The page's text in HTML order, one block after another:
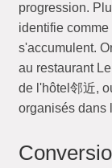
progression.
identifie
s'accumulent.
au restaurant
de l'hôtel邻近,
organisés dans